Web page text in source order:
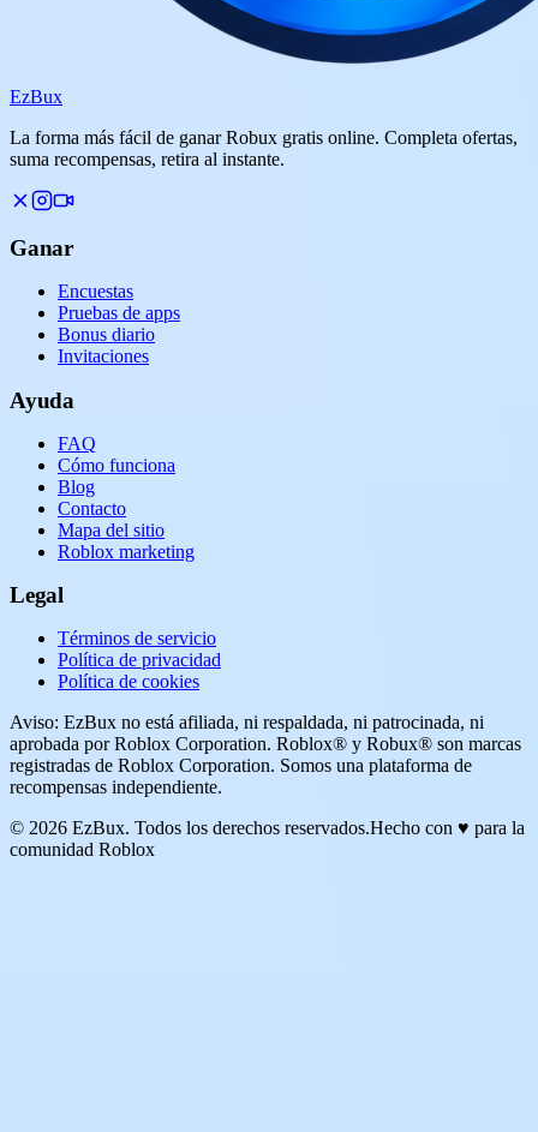
EzBux
La forma más fácil de ganar Robux gratis online. Completa ofertas,
suma recompensas, retira al instante.
Ganar
Encuestas
Pruebas de apps
Bonus diario
Invitaciones
Ayuda
FAQ
Cómo funciona
Blog
Contacto
Mapa del sitio
Roblox marketing
Legal
Términos de servicio
Política de privacidad
Política de cookies
Aviso: EzBux no está afiliada, ni respaldada, ni patrocinada, ni
aprobada por Roblox Corporation. Roblox® y Robux® son marcas
registradas de Roblox Corporation. Somos una plataforma de
recompensas independiente.
© 2026 EzBux. Todos los derechos reservados.Hecho con ♥ para la
comunidad Roblox